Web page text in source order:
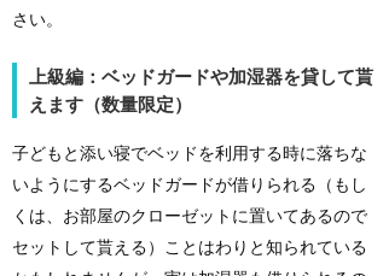
さい。
上級編：ベッドガードや加湿器を貸して貰
えます（数量限定）
子どもと添い寝でベッドを利用する時に落ちな
いようにするベッドガードが借りられる（もし
くは、お部屋のクローゼットに置いてあるので
セットして貰える）ことはわりと知られている